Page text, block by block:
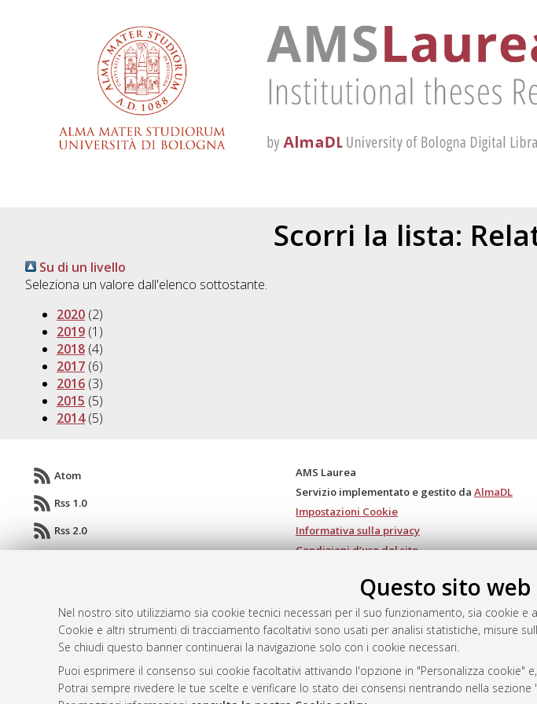
Questo sito
Nel nostro sito utilizziamo sia cookie tecnici necessari per il suo funzionamento, sia cookie
Cookie e altri strumenti di tracciamento facoltativi sono usati per analisi statistiche, misure
Se chiudi questo banner continuerai la navigazione solo con i cookie necessari.
Puoi esprimere il consenso sui cookie facoltativi attivando l'opzione in "Personalizza
Potrai sempre rivedere le tue scelte e verificare lo stato dei consensi rientrando nella
Scorri la lista:
Su di un livello
Seleziona un valore dall'elenco sottostante.
2020(2)
2019(1)
2018(4)
2017(6)
2016(3)
2015 (5)
2014(5)
Atom
Rss 1.0
Rss 2.0
AMS Laurea
Servizio implementato e gestito da AlmaDL
Impostazioni Cookie
Informativa sulla privacy
Condizioni d’uso del sito
© ALMA MATER STUDIORUM - Università di Bologna, 2007-2026.